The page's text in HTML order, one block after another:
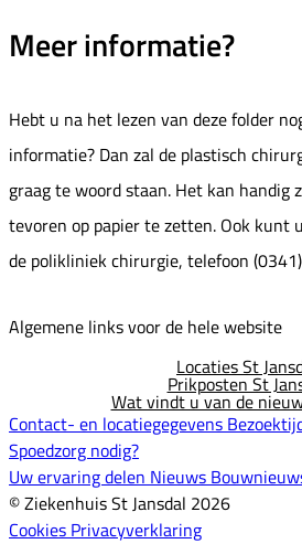
Meer informatie?
Hebt u na het lezen van deze folder
informatie? Dan zal de plastisch
graag te woord staan. Het kan handig
tevoren op papier te zetten. Ook kunt
de polikliniek chirurgie, telefoon
Algemene links voor de hele website
Locaties St
Prikposten St
Wat vindt u van de
Contact- en locatiegegevens
Spoedzorg nodig?
Uw ervaring delen Nieuws
© Ziekenhuis St Jansdal 2026
Cookies Privacyverklaring